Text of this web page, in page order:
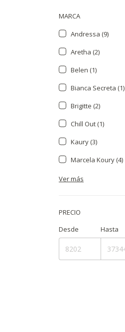
MARCA
Andressa (9)
Aretha (2)
Belen (1)
Bianca Secreta (1)
Brigitte (2)
Chill Out (1)
Kaury (3)
Marcela Koury (4)
Ver más
PRECIO
Desde
Hasta